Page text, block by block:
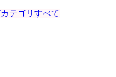
テゴリすべて